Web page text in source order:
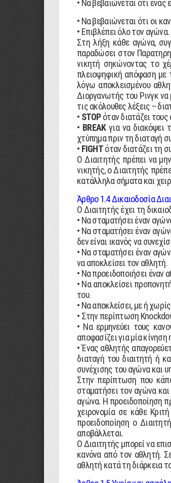
• Να βεβαιώνεται ότι
• Να βεβαιώνεται ότι οι
• Επιβλέπει όλο τον αγώνα.
Στη λήξη κάθε αγώνα,
παραδώσει στον
νικητή σηκώνοντας το
πλειοψηφική απόφαση µε
λόγω αποκλεισµένου
∆ιοργανωτής του Ρινγκ
τις ακόλουθες λέξεις –
• STOPόταν διατάζει
• BREAKγια να διακόψει
χτύπηµα πριν τη διαταγή
• FIGHTόταν διατάζει τη
Ο ∆ιαιτητής πρέπει να
νικητής, ο ∆ιαιτητής
κατάλληλα σήµατα και
Άρθρο 1.4 ∆ικαιοδοσία
Ο ∆ιαιτητής έχει τη
• Να σταµατήσει έναν
• Να σταµατήσει έναν
δεν είναι ικανός να
• Να σταµατήσει έναν
να αποκλείσει τον αθλητή.
• Να προειδοποιήσει έναν
• Να αποκλείσει
του.
• Να αποκλείσει, µε ή
• Στην περίπτωση
• Να ερµηνεύει τους
αποφασίζει για µία
• Ένας αθλητής
διαταγή του διαιτητή ή
συνέχισης του αγώνα και
Στην περίπτωση που
σταµατήσει τον αγώνα
αγώνα. Η προειδοποίηση
χειρονοµία σε κάθε
προειδοποίηση ο
αποβάλλεται.
Ο ∆ιαιτητής µπορεί να
κανόνα από τον αθλητή.
αθλητή κατά τη διάρκεια